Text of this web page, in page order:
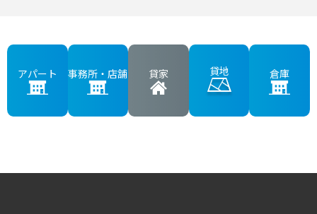
アパート 事務所・店舗 貸家 貸地 倉庫